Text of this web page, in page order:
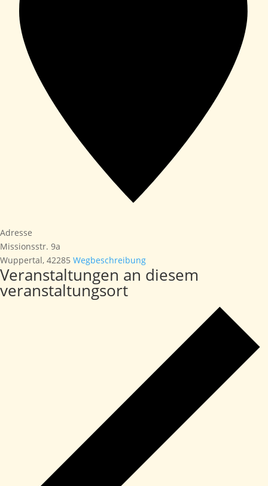
Adresse
Missionsstr. 9a
Wuppertal, 42285 Wegbeschreibung
Veranstaltungen an diesem
veranstaltungsort